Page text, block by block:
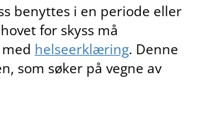
benyttes i en periode eller
for skyss må
helseerklæring. Denne
som søker på vegne av